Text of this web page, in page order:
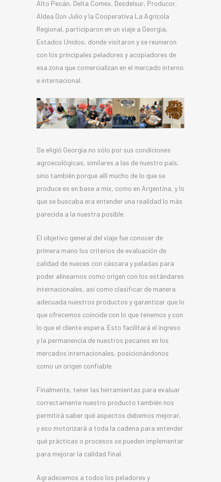
Alto Pecán, Delta Comex, Desdelsur, Producor,
Aldea Don Julio y la Cooperativa La Agrícola
Regional, participaron en un viaje a Georgia,
Estados Unidos, donde visitaron y se reunieron
con los principales peladores y acopiadores de
esa zona que comercializan en el mercado interno
e internacional.
Se eligió Georgia no sólo por sus condiciones
agroecológicas, similares a las de nuestro país,
sino también porque allí mucho de lo que se
produce es en base a mix, como en Argentina, y lo
que se buscaba era entender una realidad lo más
parecida a la nuestra posible.
El objetivo general del viaje fue conocer de
primera mano los criterios de evaluación de
calidad de nueces con cáscara y peladas para
poder alinearnos como origen con los estándares
internacionales, así como clasificar de manera
adecuada nuestros productos y garantizar que lo
que ofrecemos coincide con lo que tenemos y con
lo que el cliente espera. Esto facilitará el ingreso
y la permanencia de nuestros pecanes en los
mercados internacionales, posicionándonos
como un origen confiable.
Finalmente, tener las herramientas para evaluar
correctamente nuestro producto también nos
permitirá saber qué aspectos debemos mejorar,
y eso motorizará a toda la cadena para entender
qué prácticas o procesos se pueden implementar
para mejorar la calidad final.
Agradecemos a todos los peladores y